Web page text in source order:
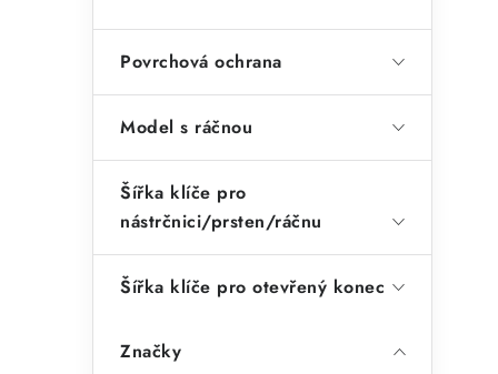
n
í
a
e
Značky
Povrchová ochrana
Model s ráčnou
Šířka klíče pro
nástrčnici/prsten/ráčnu
Šířka klíče pro otevřený konec